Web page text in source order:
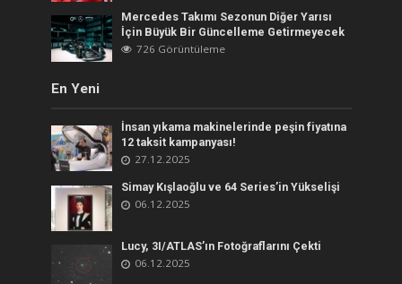
Mercedes Takımı Sezonun Diğer Yarısı
İçin Büyük Bir Güncelleme Getirmeyecek
726 Görüntüleme
En Yeni
İnsan yıkama makinelerinde peşin fiyatına
12 taksit kampanyası!
27.12.2025
Simay Kışlaoğlu ve 64 Series’in Yükselişi
06.12.2025
Lucy, 3I/ATLAS’ın Fotoğraflarını Çekti
06.12.2025